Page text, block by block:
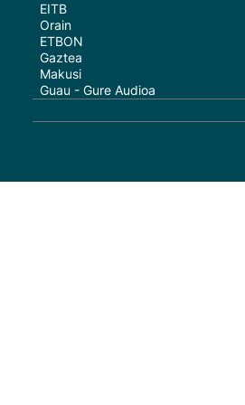
EITB
Orain
ETBON
Gaztea
Makusi
Guau - Gure Audioa